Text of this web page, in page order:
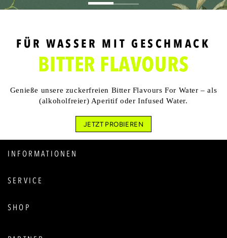
FÜR WASSER MIT GESCHMACK
BITTER FLAVOURS
Genieße unsere zuckerfreien Bitter Flavours For Water – als
(alkoholfreier) Aperitif oder Infused Water.
JETZT PROBIEREN
INFORMATIONEN
SERVICE
SHOP